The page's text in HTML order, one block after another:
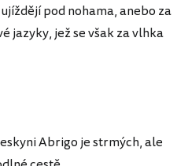
pod nohama, anebo za
jazyky, jež se však za vlhka
Abrigo je strmých, ale